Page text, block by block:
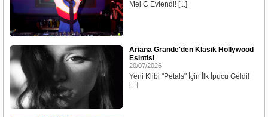
Mel C Evlendi! [...]
Ariana Grande'den Klasik Hollywood
Esintisi
20/07/2026
Yeni Klibi "Petals" İçin İlk İpucu Geldi!
[...]